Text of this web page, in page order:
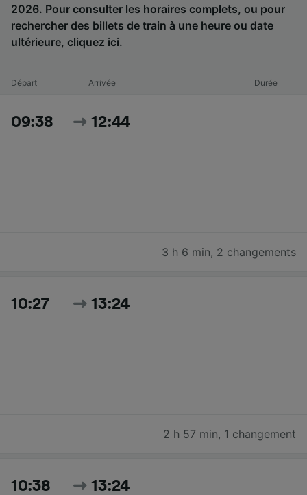
2026. Pour consulter les horaires complets, ou pour
rechercher des billets de train à une heure ou date
ultérieure, cliquez ici.
Départ Arrivée Durée
09:38 12:44
3 h 6 min, 2 changements
10:27 13:24
2 h 57 min, 1 changement
10:38 13:24